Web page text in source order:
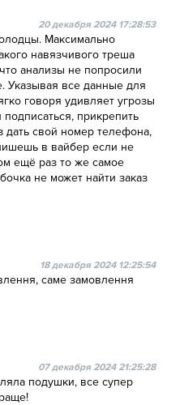
20 декабря 2024 17:28:53
Максимально
навязчивого треша
анализы не попросили
Указывая все данные для
говоря удивляет угрозы
прикрепить
дать свой номер телефона,
в вайбер если не
ещё раз то же самое
не может найти заказ
18 декабря 2024 12:25:54
саме замовлення
07 декабря 2024 21:25:28
подушки, все супер